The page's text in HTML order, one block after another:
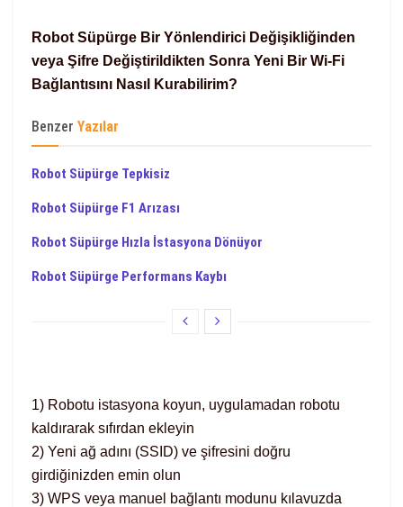
Robot Süpürge Bir Yönlendirici Değişikliğinden
veya Şifre Değiştirildikten Sonra Yeni Bir Wi-Fi
Bağlantısını Nasıl Kurabilirim?
Benzer Yazılar
Robot Süpürge Tepkisiz
Robot Süpürge F1 Arızası
Robot Süpürge Hızla İstasyona Dönüyor
Robot Süpürge Performans Kaybı
1) Robotu istasyona koyun, uygulamadan robotu
kaldırarak sıfırdan ekleyin
2) Yeni ağ adını (SSID) ve şifresini doğru
girdiğinizden emin olun
3) WPS veya manuel bağlantı modunu kılavuzda